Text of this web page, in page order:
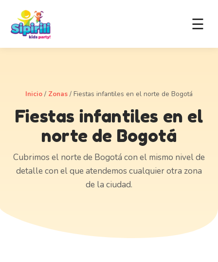
☰
Inicio / Zonas / Fiestas infantiles en el norte de Bogotá
Fiestas infantiles en el
norte de Bogotá
Cubrimos el norte de Bogotá con el mismo nivel de
detalle con el que atendemos cualquier otra zona
de la ciudad.